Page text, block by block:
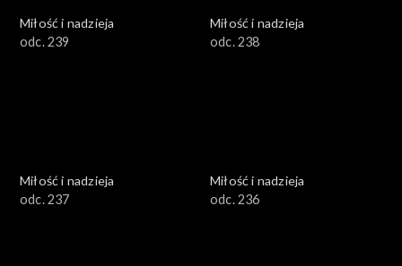
Miłość i nadzieja
odc. 239
Miłość i nadzieja
odc. 238
Miłość i nadzieja
odc. 237
Miłość i nadzieja
odc. 236